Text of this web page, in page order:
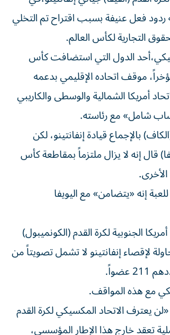
ردود فعل عنيفة بسبب اقتراح تم التخلي
⁠التجارية لكأس العالم.
الدول التي استضافت كأس
موقف ‌اتحاده الإقليمي بدعمه
أمريكا الشمالية والوسطى والكاريبي
شامل» مع رئاسته.
بالإجماع قيادة إنفانتينو، لكن
قال إنه لا يزال ملتزماً بمقاطعة كأس
إنه «يتضامن» مع اليويفا
الجنوبية لكرة القدم (الكونميبول)
لإقصاء إنفانتينو لا تشمل تصويتاً من
مع هذه المواقف.
يعترف الاتحاد المكسيكي لكرة القدم
تعقد خارج هذا الإطار المؤسسي،